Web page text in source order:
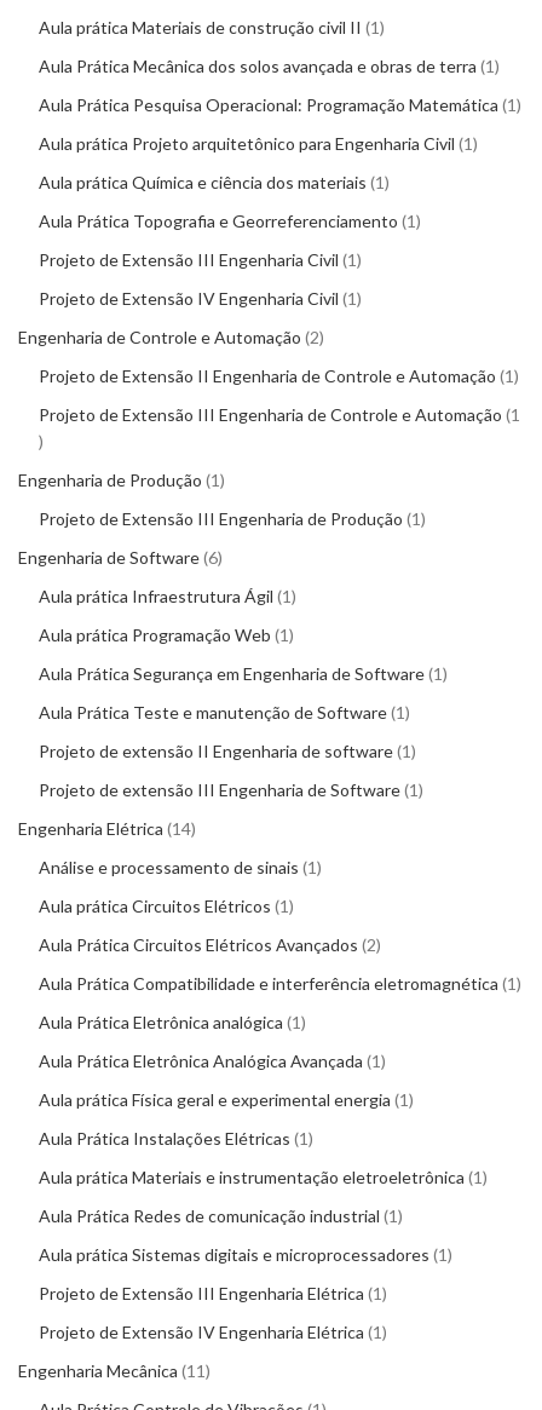
Aula prática Materiais de construção civil II 1
Aula Prática Mecânica dos solos avançada e obras de terra 1
Aula Prática Pesquisa Operacional: Programação Matemática 1
Aula prática Projeto arquitetônico para Engenharia Civil 1
Aula prática Química e ciência dos materiais 1
Aula Prática Topografia e Georreferenciamento 1
Projeto de Extensão III Engenharia Civil 1
Projeto de Extensão IV Engenharia Civil 1
Engenharia de Controle e Automação 2
Projeto de Extensão II Engenharia de Controle e Automação 1
Projeto de Extensão III Engenharia de Controle e Automação 1
Engenharia de Produção 1
Projeto de Extensão III Engenharia de Produção 1
Engenharia de Software 6
Aula prática Infraestrutura Ágil 1
Aula prática Programação Web 1
Aula Prática Segurança em Engenharia de Software 1
Aula Prática Teste e manutenção de Software 1
Projeto de extensão II Engenharia de software 1
Projeto de extensão III Engenharia de Software 1
Engenharia Elétrica 14
Análise e processamento de sinais 1
Aula prática Circuitos Elétricos 1
Aula Prática Circuitos Elétricos Avançados 2
Aula Prática Compatibilidade e interferência eletromagnética 1
Aula Prática Eletrônica analógica 1
Aula Prática Eletrônica Analógica Avançada 1
Aula prática Física geral e experimental energia 1
Aula Prática Instalações Elétricas 1
Aula prática Materiais e instrumentação eletroeletrônica 1
Aula Prática Redes de comunicação industrial 1
Aula prática Sistemas digitais e microprocessadores 1
Projeto de Extensão III Engenharia Elétrica 1
Projeto de Extensão IV Engenharia Elétrica 1
Engenharia Mecânica 11